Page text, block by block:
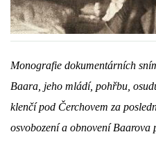
ODKAZY
DŮL NA SLÍDU (NA KOLE)
Monografie dokumentárních
Baara, jeho mládí, pohřbu,
klenčí pod Čerchovem za
osvobození a obnovení Baarova